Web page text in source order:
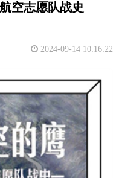
空志愿队战史
2024-09-14 10:16:22